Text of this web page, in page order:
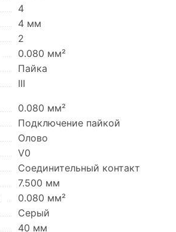
4
4 мм
2
0.080 мм²
Пайка
III
0.080 мм²
Подключение пайкой
Олово
V0
Соединительный контакт
7.500 мм
0.080 мм²
Серый
40 мм